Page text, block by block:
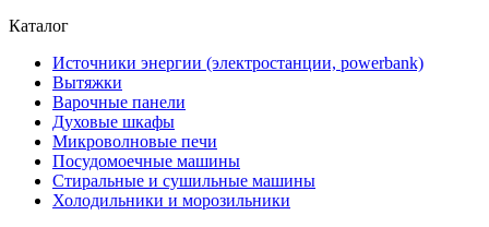
Каталог
Источники энергии (электростанции, powerbank)
Вытяжки
Варочные панели
Духовые шкафы
Микроволновые печи
Посудомоечные машины
Стиральные и сушильные машины
Холодильники и морозильники